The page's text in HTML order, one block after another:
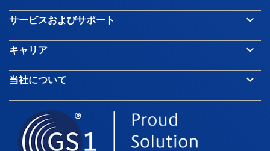
サービスおよびサポート keyboard_arrow_down
キャリア keyboard_arrow_down
当社について keyboard_arrow_down